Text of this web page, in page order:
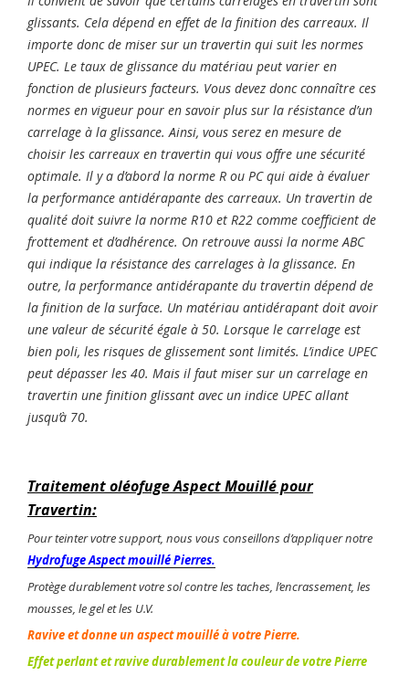
glissants. Cela dépend en effet de la finition des carreaux. Il
importe donc de miser sur un travertin qui suit les normes
UPEC. Le taux de glissance du matériau peut varier en
fonction de plusieurs facteurs. Vous devez donc connaître ces
normes en vigueur pour en savoir plus sur la résistance d’un
carrelage à la glissance. Ainsi, vous serez en mesure de
choisir les carreaux en travertin qui vous offre une sécurité
optimale. Il y a d’abord la norme R ou PC qui aide à évaluer
la performance antidérapante des carreaux. Un travertin de
qualité doit suivre la norme R10 et R22 comme coefficient de
frottement et d’adhérence. On retrouve aussi la norme ABC
qui indique la résistance des carrelages à la glissance. En
outre, la performance antidérapante du travertin dépend de
la finition de la surface. Un matériau antidérapant doit avoir
une valeur de sécurité égale à 50. Lorsque le carrelage est
bien poli, les risques de glissement sont limités. L’indice UPEC
peut dépasser les 40. Mais il faut miser sur un carrelage en
travertin une finition glissant avec un indice UPEC allant
jusqu’à 70.
Traitement oléofuge Aspect Mouillé pour
Travertin:
Pour teinter votre support, nous vous conseillons d’appliquer notre
Hydrofuge Aspect mouillé Pierres.
Protège durablement votre sol contre les taches, l’encrassement, les
mousses, le gel et les U.V.
Ravive et donne un aspect mouillé à votre Pierre.
Effet perlant et ravive durablement la couleur de votre Pierre